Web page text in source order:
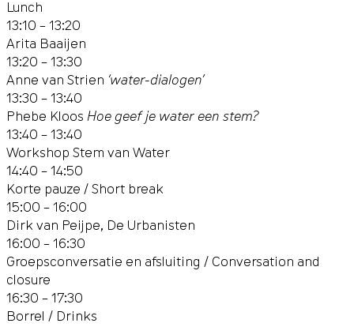
Lunch
13:10 – 13:20
Arita Baaijen
13:20 – 13:30
Anne van Strien ‘water-dialogen’
13:30 – 13:40
Phebe KloosHoe geef je water een stem?
13:40 – 13:40
Workshop Stem van Water
14:40 – 14:50
Korte pauze / Short break
15:00 – 16:00
Dirk van Peijpe, De Urbanisten
16:00 – 16:30
Groepsconversatie en afsluiting / Conversation and
closure
16:30 – 17:30
Borrel / Drinks